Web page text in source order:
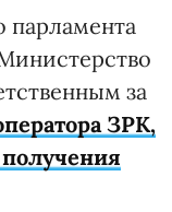
парламента
за
ЗРК,